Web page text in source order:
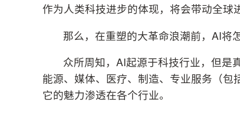
作为人类科技进步的体现，将会带动全球
那么，在重塑的大革命浪潮前，AI将
众所周知，AI起源于科技行业，但是
能源、媒体、医疗、制造、专业服务（
它的魅力渗透在各个行业。